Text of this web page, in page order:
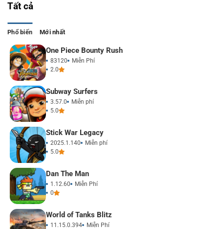
Tất cả
Phổ biến Mới nhất
One Piece Bounty Rush
83120
Miễn Phí
2.0
Subway Surfers
3.57.0
Miễn phí
5.0
Stick War Legacy
2025.1.140
Miễn phí
5.0
Dan The Man
1.12.60
Miễn Phí
0
World of Tanks Blitz
11.15.0.394
Miễn Phí